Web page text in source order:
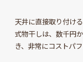
天井に直接取り付け
式物干しは、数千円
き、非常にコストパ